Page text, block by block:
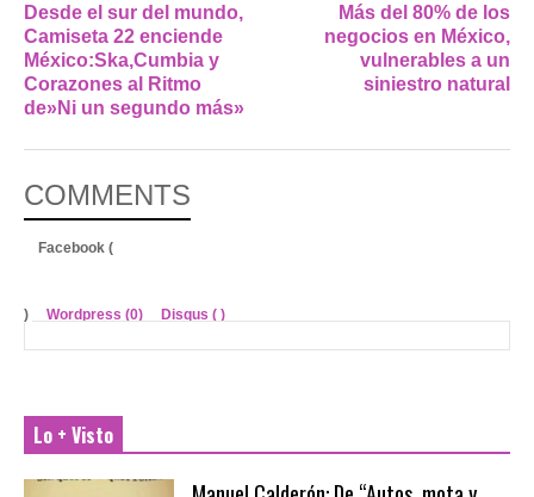
Desde el sur del mundo,
Camiseta 22 enciende
México:Ska,Cumbia y
Corazones al Ritmo
de»Ni un segundo más»
Más del 80% de los
negocios en México,
vulnerables a un
siniestro natural
COMMENTS
Facebook (
) Wordpress (0) Disqus ( )
Lo + Visto